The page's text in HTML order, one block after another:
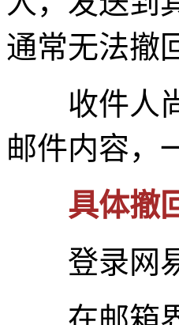
通常无法撤
收件人尚
邮件内容，
具体撤回
登录网易